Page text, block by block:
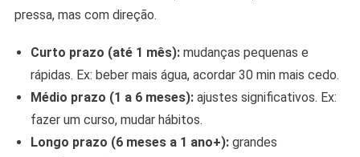
pressa, mas com direção.
Curto prazo (até 1 mês):mudanças pequenas e
rápidas. Ex: beber mais água, acordar 30 min mais cedo.
Médio prazo (1 a 6 meses):ajustes significativos. Ex:
fazer um curso, mudar hábitos.
Longo prazo (6 meses a 1 ano+):grandes